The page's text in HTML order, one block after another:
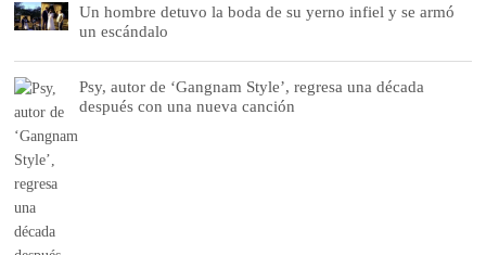
Un hombre detuvo la boda de su yerno infiel y se armó
un escándalo
Psy, autor de ‘Gangnam Style’, regresa una década
después con una nueva canción